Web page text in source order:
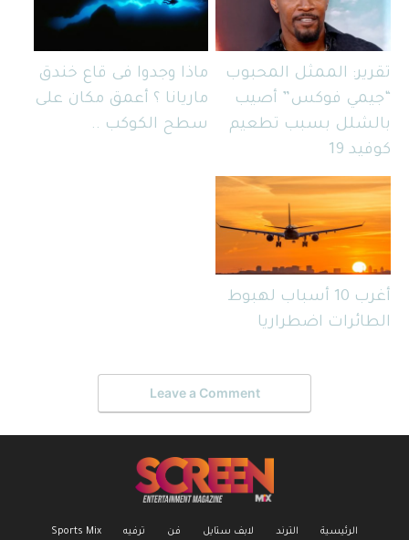
تقرير: الممثل المحبوب
“جيمي فوكس” أصيب
بالشلل بسبب تطعيم
كوفيد 19
ماذا وجدوا فى قاع خندق
ماريانا ؟ أعمق مكان على
سطح الكوكب ..
أغرب 10 أسباب لهبوط
الطائرات اضطراريا
Leave a Comment
الرئيسية الترند لابف ستايل فن ترفيه Sports Mix